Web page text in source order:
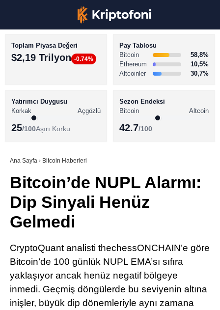
Youtube
TikTok
LinkedIn
Telegram
BİTCOİN HABERLERİ
ALTCOİN HABERLERİ
SÖZLÜK
Toplam Piyasa Değeri
$2,19 Trilyon -0.74%
Pay Tablosu
Bitcoin
58,8%
Ethereum
10,5%
Altcoinler
30,7%
Yatırımcı Duygusu
Korkak
Açgözlü
25/100Aşırı Korku
Sezon Endeksi
Bitcoin
Altcoin
42.7/100
Ana Sayfa › Bitcoin Haberleri
Bitcoin’de NUPL Alarmı:
Dip Sinyali Henüz
Gelmedi
CryptoQuant analisti thechessONCHAIN’e göre
Bitcoin’de 100 günlük NUPL EMA’sı sıfıra
yaklaşıyor ancak henüz negatif bölgeye
inmedi. Geçmiş döngülerde bu seviyenin altına
inişler, büyük dip dönemleriyle aynı zamana